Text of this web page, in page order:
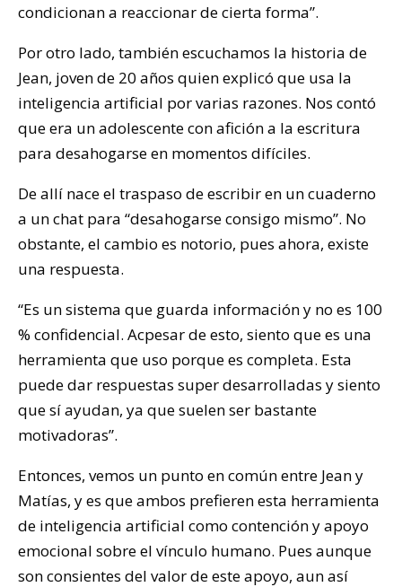
condicionan a reaccionar de cierta forma”.
Por otro lado, también escuchamos la historia de
Jean, joven de 20 años quien explicó que usa la
inteligencia artificial por varias razones. Nos contó
que era un adolescente con afición a la escritura
para desahogarse en momentos difíciles.
De allí nace el traspaso de escribir en un cuaderno
a un chat para “desahogarse consigo mismo”. No
obstante, el cambio es notorio, pues ahora, existe
una respuesta.
“Es un sistema que guarda información y no es 100
% confidencial. Acpesar de esto, siento que es una
herramienta que uso porque es completa. Esta
puede dar respuestas super desarrolladas y siento
que sí ayudan, ya que suelen ser bastante
motivadoras”.
Entonces, vemos un punto en común entre Jean y
Matías, y es que ambos prefieren esta herramienta
de inteligencia artificial como contención y apoyo
emocional sobre el vínculo humano. Pues aunque
son consientes del valor de este apoyo, aun así